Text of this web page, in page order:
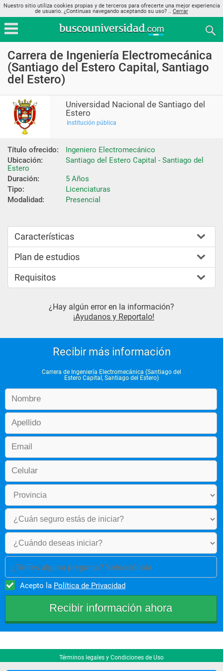
Nuestro sitio utiliza cookies propias y de terceros para ofrecerte una mejor experiencia
de usuario. ¿Continuas navegando aceptando su uso? .. Cerrar
Carrera de Ingeniería Electromecánica
(Santiago del Estero Capital, Santiago
del Estero)
Universidad Nacional de Santiago del
Estero
Institución pública
Título ofrecido:
Ingeniero Electromecánico
Ubicación:
Santiago del Estero Capital - Santiago del
Estero
Duración:
5 Años
Tipo:
Licenciaturas
Modalidad:
Presencial
Características
Plan de estudios
Requisitos
¿Hay algún error en la información?
¡Ayudanos y Reportalo!
Recibir más información
Carrera de Ingeniería Electromecánica (Santiago del
Estero Capital, Santiago del Estero)
¿Tienes alguna pregunta? Selecciónala
Acepto la Política de Privacidad
Términos legales y Condiciones de Uso